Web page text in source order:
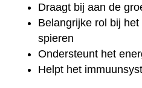
Draagt bij aan de
Belangrijke rol bij
spieren
Ondersteunt het
Helpt het